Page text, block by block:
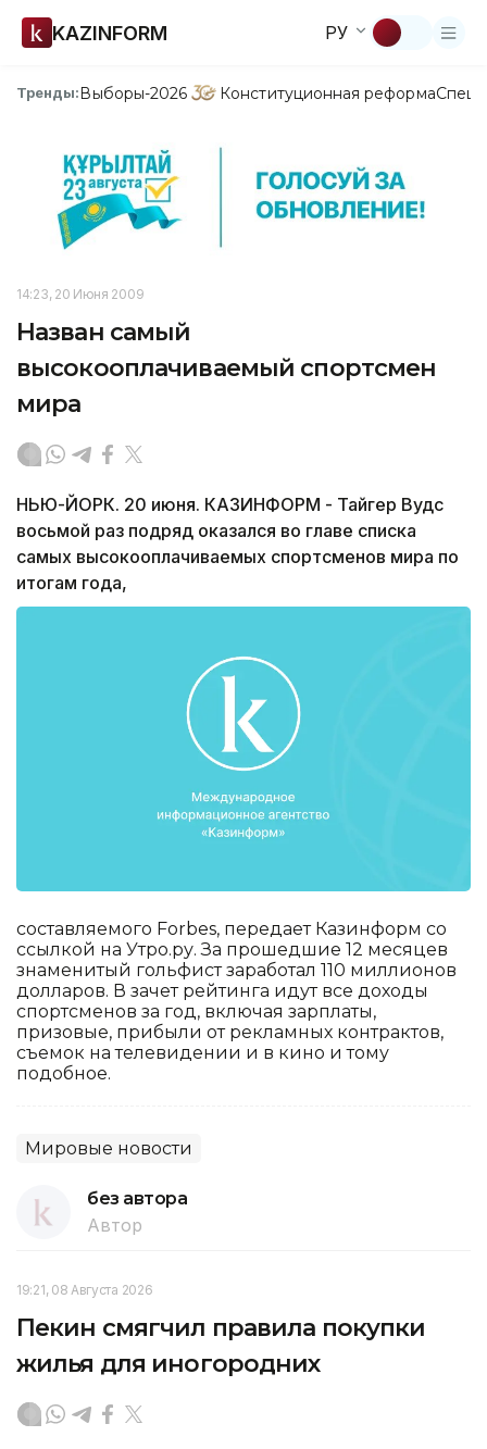
KAZINFORM РУ
Тренды:Выборы-2026 Конституционная реформа
14:23, 20 Июня 2009
Назван самый
высокооплачиваемый спортсмен
мира
НЬЮ-ЙОРК. 20 июня. КАЗИНФОРМ - Тайгер Вудс
восьмой раз подряд оказался во главе списка
самых высокооплачиваемых спортсменов мира по
итогам года,
составляемого Forbes, передает Казинформ со
ссылкой на Утро.ру. За прошедшие 12 месяцев
знаменитый гольфист заработал 110 миллионов
долларов. В зачет рейтинга идут все доходы
спортсменов за год, включая зарплаты,
призовые, прибыли от рекламных контрактов,
съемок на телевидении и в кино и тому
подобное.
Мировые новости
без автора
Автор
19:21, 08 Августа 2026
Пекин смягчил правила покупки
жилья для иногородних